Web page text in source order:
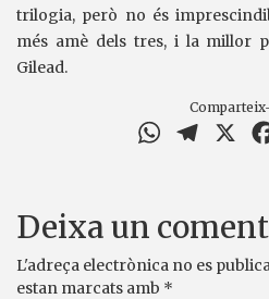
trilogia, però no és
més amè dels tres, i la millor
Gilead.
WhatsApp
Deixa un
L'adreça electrònica no es
estan marcats amb *